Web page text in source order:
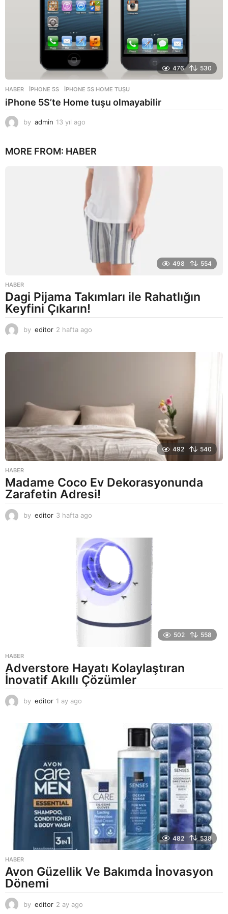
476 530
HABER IPHONE 5S ,IPHONE 5S HOME TUŞU
iPhone 5S’te Home tuşu olmayabilir
by admin 13 yıl ago
ı
a
g
MORE FROM: HABER
498 554
HABER
Dagi Pijama Takımları ile Rahatlığın
Keyfini Çıkarın!
by editor 2 hafta ago
492 540
HABER
Madame Coco Ev Dekorasyonunda
Zarafetin Adresi!
by editor 3 hafta ago
a
g
o
502 558
HABER
Adverstore Hayatı Kolaylaştıran
İnovatif Akıllı Çözümler
by editor 1 ay ago
a
g
o
482 538
HABER
Avon Güzellik Ve Bakımda İnovasyon
Dönemi
by editor 2 ay ago